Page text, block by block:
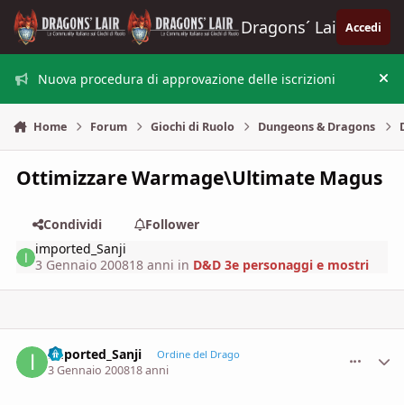
Vai al contenuto
Dragons´ Lair Accedi
Nuova procedura di approvazione delle iscrizioni
Home Forum Giochi di Ruolo Dungeons & Dragons
Ottimizzare Warmage\Ultimate Magus
Condividi
Follower
imported_Sanji
3 Gennaio 200818 anni in D&D 3e personaggi e mostri
imported_Sanji Ordine del Drago
3 Gennaio 200818 anni